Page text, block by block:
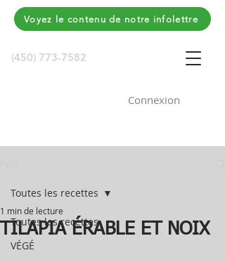
(450) 773-7582
Connexion
Voyez le contenu de notre infolettre
Toutes les recettes
VÉGÉ
Toutes les recettes
TILAPIA ÉRABLE ET NOIX
1 min de lecture